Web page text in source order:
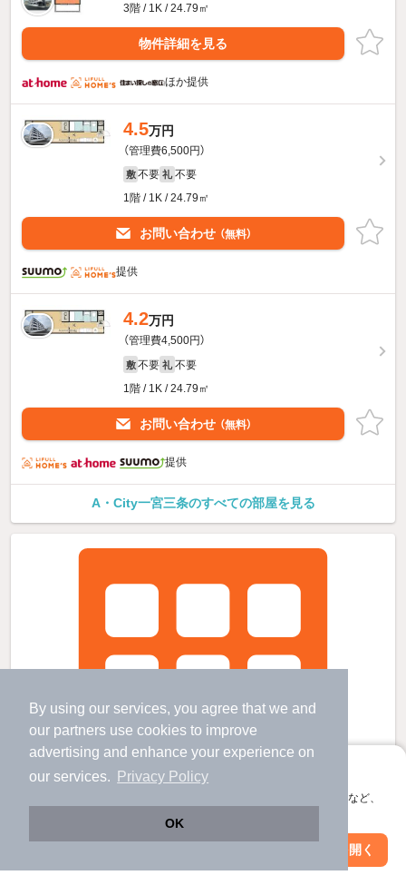
By using our services, you agree that we and
our partners use cookies to improve
advertising and enhance your experience on
our services.
Privacy Policy
OK
アプリに切り替えて、サクサクお部屋探し
会員登録なしですぐ使える。マップ検索やお気に入り保存など、
アプリを開く
3階 / 1K / 24.79㎡
物件詳細を見る
ほか提供
4.5万円
（管理費6,500円）
敷 不要 礼 不要
1階 / 1K / 24.79㎡
お問い合わせ （無料）
提供
4.2万円
（管理費4,500円）
敷 不要 礼 不要
1階 / 1K / 24.79㎡
お問い合わせ （無料）
提供
A・City一宮三条のすべての部屋を見る
絞り込み条件を変更